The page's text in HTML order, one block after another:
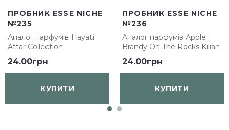
ПРОБНИК ESSE NICHE
№235
Аналог парфумів Hayati
Attar Collection
24.00грн
КУПИТИ
ПРОБНИК ESSE NICHE
№236
Аналог парфумів Apple
Brandy On The Rocks Kilian
24.00грн
КУПИТИ